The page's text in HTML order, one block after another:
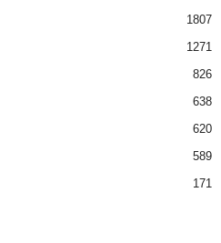
1807
1271
826
638
620
589
171